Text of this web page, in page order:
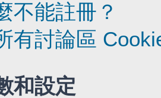
不能註冊？
有討論區
和設定